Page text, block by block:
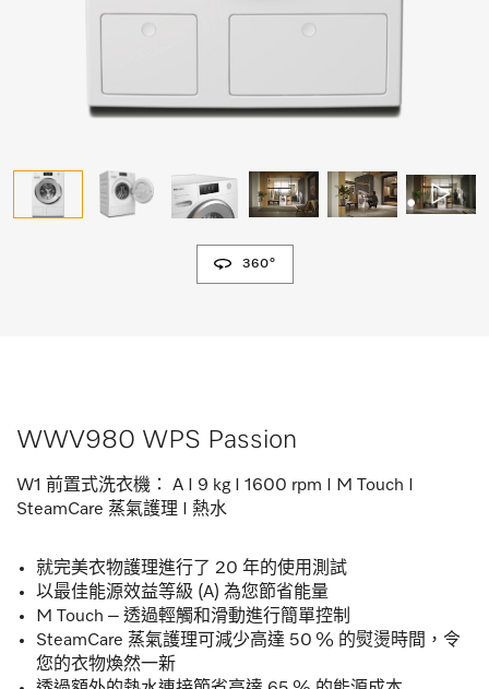
360°
WWV980 WPS Passion
W1 前置式洗衣機： A I 9 kg I 1600 rpm I M Touch I
SteamCare 蒸氣護理 I 熱水
就完美衣物護理進行了 20 年的使用測試
以最佳能源效益等級 (A) 為您節省能量
M Touch – 透過輕觸和滑動進行簡單控制
SteamCare 蒸氣護理可減少高達 50 % 的熨燙時間，令
您的衣物煥然一新